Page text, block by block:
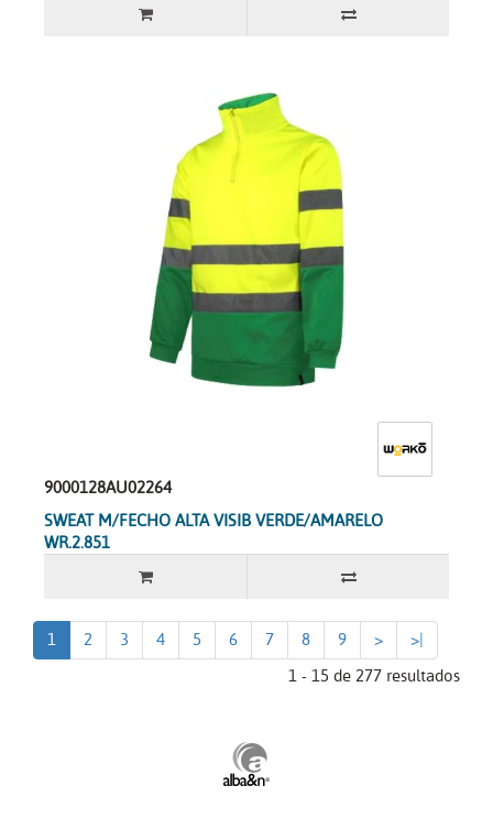
9000128AU02264
SWEAT M/FECHO ALTA VISIB VERDE/AMARELO
WR.2.851
1 2 3 4 5 6 7 8 9 >
>|
1 - 15 de 277 resultados